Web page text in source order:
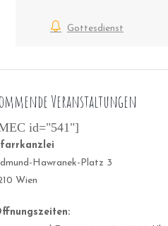
Gottesdienst
Veranstaltungen
id="541"]
Hawranek-Platz 3
Wien